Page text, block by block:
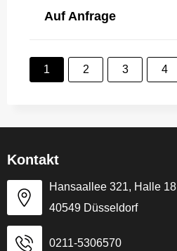
Auf Anfrage
1 2 3 4
Kontakt
Hansaallee 321, Halle 18
40549 Düsseldorf
0211-5306570